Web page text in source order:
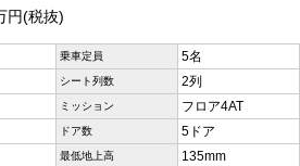
円(税抜)
乗車定員 5名
シート列数 2列
ミッション フロア4AT
ドア数 5ドア
最低地上高 135mm